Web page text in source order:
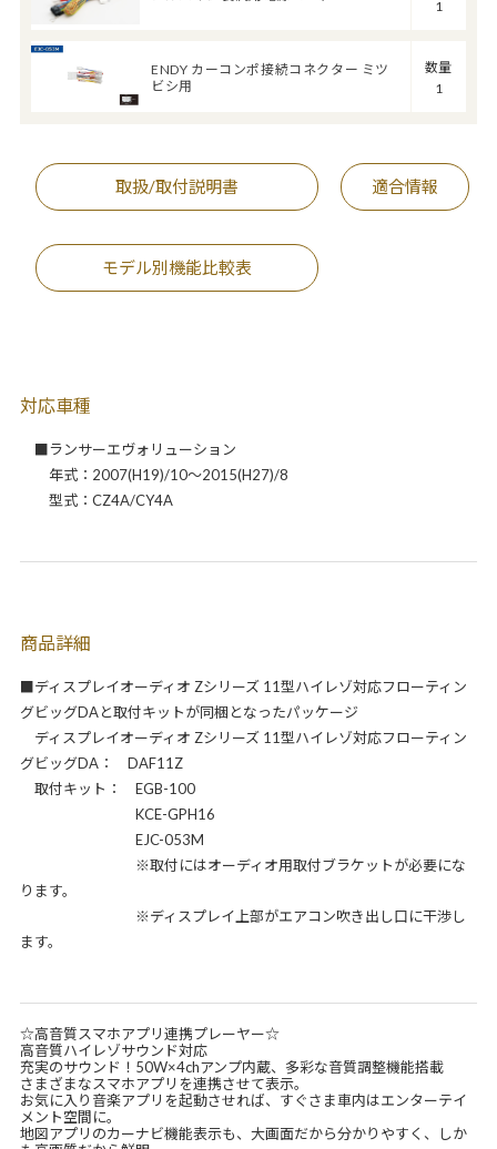
1
ENDY カーコンポ接続コネクター ミツ
ビシ用
数量
1
取扱/取付説明書 適合情報
モデル別機能比較表
対応車種
■ランサーエヴォリューション
年式：2007(H19)/10～2015(H27)/8
型式：CZ4A/CY4A
商品詳細
■ディスプレイオーディオ Zシリーズ 11型ハイレゾ対応フローティン
グビッグDAと取付キットが同梱となったパッケージ
ディスプレイオーディオ Zシリーズ 11型ハイレゾ対応フローティン
グビッグDA： DAF11Z
取付キット： EGB-100
KCE-GPH16
EJC-053M
※取付にはオーディオ用取付ブラケットが必要にな
ります。
※ディスプレイ上部がエアコン吹き出し口に干渉し
ます。
☆高音質スマホアプリ連携プレーヤー☆
高音質ハイレゾサウンド対応
充実のサウンド！50W×4chアンプ内蔵、多彩な音質調整機能搭載
さまざまなスマホアプリを連携させて表示。
お気に入り音楽アプリを起動させれば、すぐさま車内はエンターテイ
メント空間に。
地図アプリのカーナビ機能表示も、大画面だから分かりやすく、しか